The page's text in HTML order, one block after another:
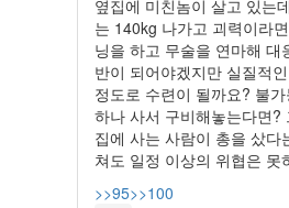
옆집에 미친놈이 살고 있는
는 140kg 나가고 괴력이라
닝을 하고 무술을 연마해 대
반이 되어야겠지만 실질적
정도로 수련이 될까요? 불
하나 사서 구비해놓는다면?
집에 사는 사람이 총을 샀다
쳐도 일정 이상의 위협은 못
>>95>>100